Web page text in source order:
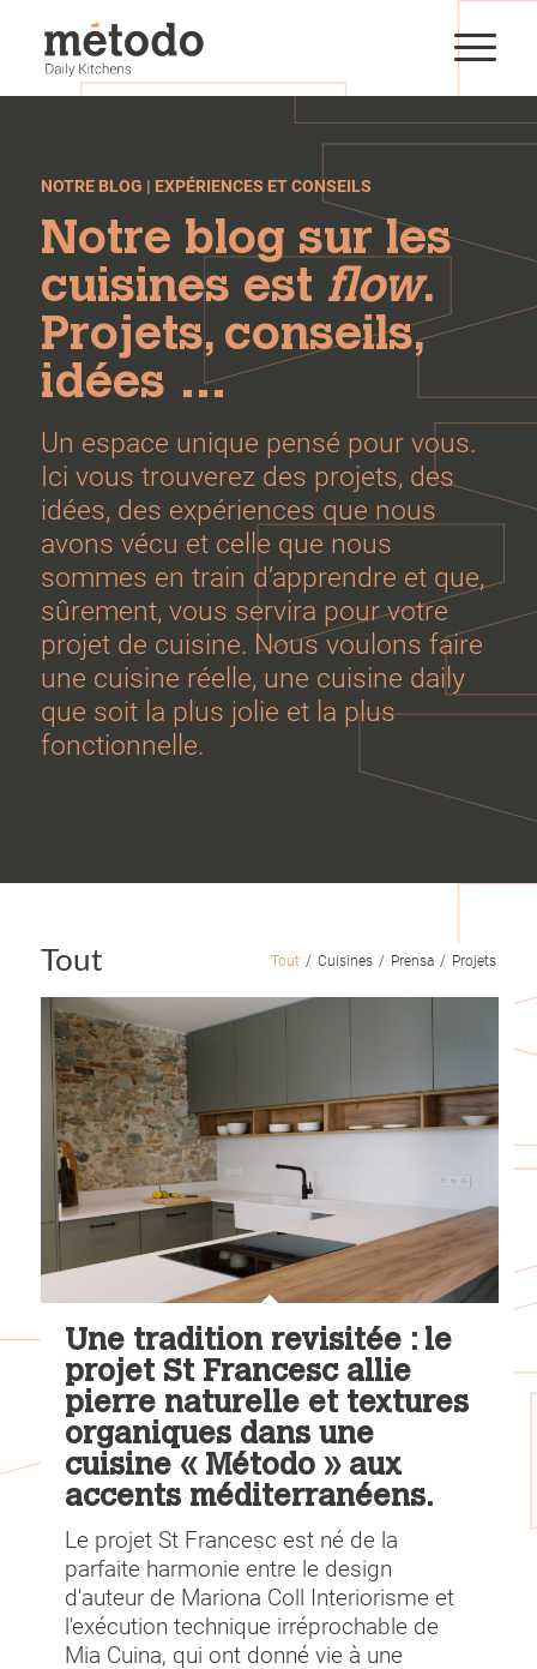
NOTRE BLOG | EXPÉRIENCES ET CONSEILS
Notre blog sur les
cuisines est flow.
Projets, conseils,
idées …
Un espace unique pensé pour vous.
Ici vous trouverez des projets, des
idées, des expériences que nous
avons vécu et celle que nous
sommes en train d’apprendre et que,
sûrement, vous servira pour votre
projet de cuisine. Nous voulons faire
une cuisine réelle, une cuisine daily
que soit la plus jolie et la plus
fonctionnelle.
Tout Tout / Cuisines / Prensa / Projets
Une tradition revisitée : le
projet St Francesc allie
pierre naturelle et textures
organiques dans une
cuisine « Método » aux
accents méditerranéens.
Le projet St Francesc est né de la
parfaite harmonie entre le design
d'auteur de Mariona Coll Interiorisme et
l'exécution technique irréprochable de
Mia Cuina, qui ont donné vie à une